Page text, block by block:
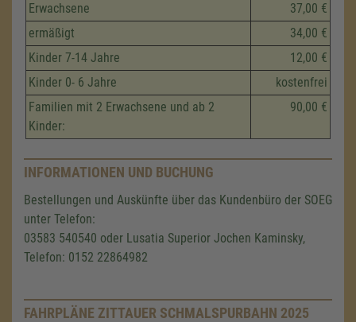
Erwachsene
37,00 €
ermäßigt
34,00 €
Kinder 7-14 Jahre
12,00 €
Kinder 0- 6 Jahre
kostenfrei
Familien mit 2 Erwachsene und ab 2
Kinder:
90,00 €
INFORMATIONEN UND BUCHUNG
Bestellungen und Auskünfte über das Kundenbüro der SOEG
unter Telefon:
03583 540540 oder Lusatia Superior Jochen Kaminsky,
Telefon: 0152 22864982
FAHRPLÄNE ZITTAUER SCHMALSPURBAHN 2025